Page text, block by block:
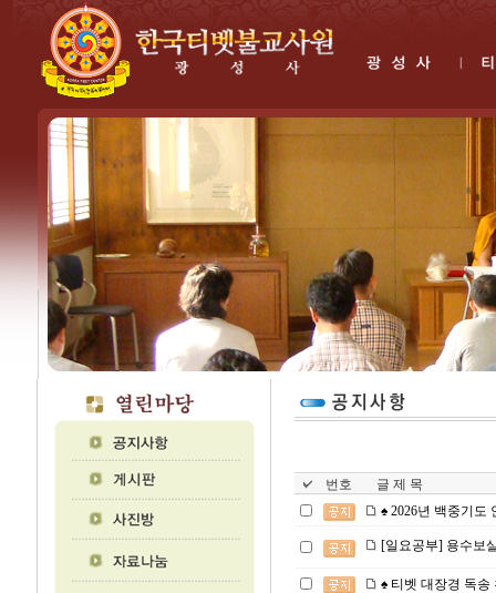
번호
글 제 목
♠ 2026년 백중기도
[일요공부] 용수보
♠ 티벳 대장경 독송